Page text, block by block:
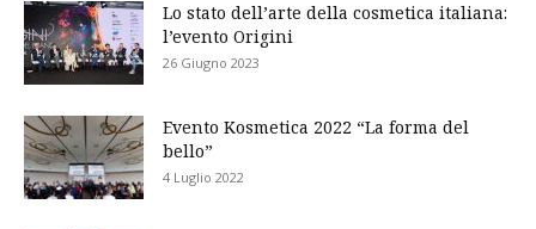
Lo stato dell’arte della cosmetica italiana:
l’evento Origini
26 Giugno 2023
Evento Kosmetica 2022 “La forma del
bello”
4 Luglio 2022